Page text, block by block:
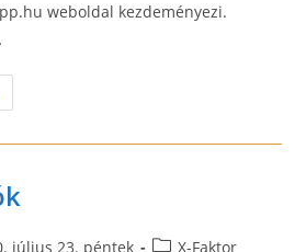
weboldal kezdeményezi.
július 23. péntek
PostX-Faktor